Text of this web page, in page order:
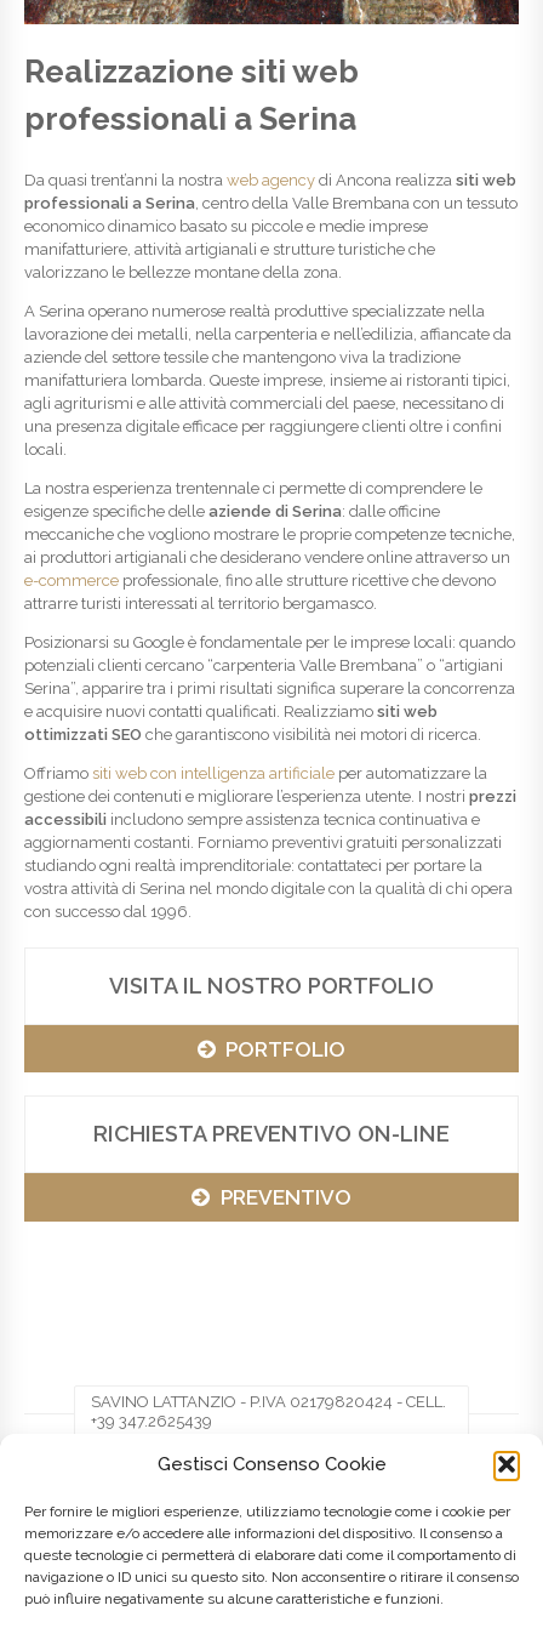
Gestisci Consenso Cookie
Per fornire le migliori esperienze, utilizziamo tecnologie come i cookie per
memorizzare e/o accedere alle informazioni del dispositivo. Il consenso a
queste tecnologie ci permetterà di elaborare dati come il comportamento di
navigazione o ID unici su questo sito. Non acconsentire o ritirare il consenso
può influire negativamente su alcune caratteristiche e funzioni.
Realizzazione siti web
professionali a Serina
Da quasi trent’anni la nostra web agency di Ancona realizza siti web
professionali a Serina, centro della Valle Brembana con un tessuto
economico dinamico basato su piccole e medie imprese
manifatturiere, attività artigianali e strutture turistiche che
valorizzano le bellezze montane della zona.
A Serina operano numerose realtà produttive specializzate nella
lavorazione dei metalli, nella carpenteria e nell’edilizia, affiancate da
aziende del settore tessile che mantengono viva la tradizione
manifatturiera lombarda. Queste imprese, insieme ai ristoranti tipici,
agli agriturismi e alle attività commerciali del paese, necessitano di
una presenza digitale efficace per raggiungere clienti oltre i confini
locali.
La nostra esperienza trentennale ci permette di comprendere le
esigenze specifiche delle aziende di Serina: dalle officine
meccaniche che vogliono mostrare le proprie competenze tecniche,
ai produttori artigianali che desiderano vendere online attraverso un
e-commerce professionale, fino alle strutture ricettive che devono
attrarre turisti interessati al territorio bergamasco.
Posizionarsi su Google è fondamentale per le imprese locali: quando
potenziali clienti cercano “carpenteria Valle Brembana” o “artigiani
Serina”, apparire tra i primi risultati significa superare la concorrenza
e acquisire nuovi contatti qualificati. Realizziamo siti web
ottimizzati SEO che garantiscono visibilità nei motori di ricerca.
Offriamo siti web con intelligenza artificiale per automatizzare la
gestione dei contenuti e migliorare l’esperienza utente. I nostri prezzi
accessibili includono sempre assistenza tecnica continuativa e
aggiornamenti costanti. Forniamo preventivi gratuiti personalizzati
studiando ogni realtà imprenditoriale: contattateci per portare la
vostra attività di Serina nel mondo digitale con la qualità di chi opera
con successo dal 1996.
VISITA IL NOSTRO PORTFOLIO
PORTFOLIO
RICHIESTA PREVENTIVO ON-LINE
PREVENTIVO
SAVINO LATTANZIO - P.IVA 02179820424 - CELL.
+39 347.2625439
Facebook Twitter Pinterest
LinkedIn
Posted on 8 Maggio 2016